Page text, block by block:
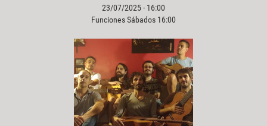
23/07/2025 - 16:00
Funciones Sábados 16:00